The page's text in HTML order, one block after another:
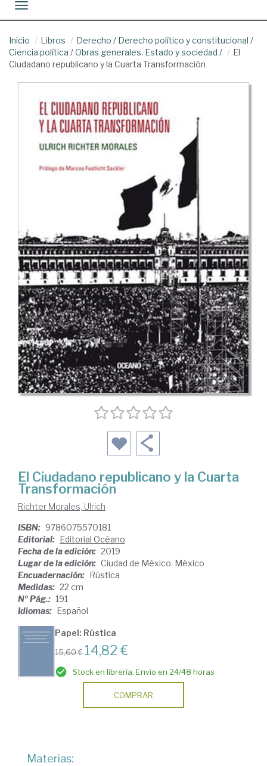
Toggle navigation
Inicio Libros Derecho / Derecho político y constitucional /
Ciencia política /Obras generales. Estado y sociedad /
El
Ciudadano republicano y la Cuarta Transformación
El Ciudadano republicano y la Cuarta
Transformación
Richter Morales, Ulrich
ISBN: 9786075570181
Editorial: Editorial Océano
Fecha de la edición: 2019
Lugar de la edición: Ciudad de México. México
Encuadernación: Rústica
Medidas: 22 cm
Nº Pág.: 191
Idiomas: Español
Papel: Rústica
15,60 € 14,82 €
Stock en librería. Envío en 24/48 horas
COMPRAR
Materias: